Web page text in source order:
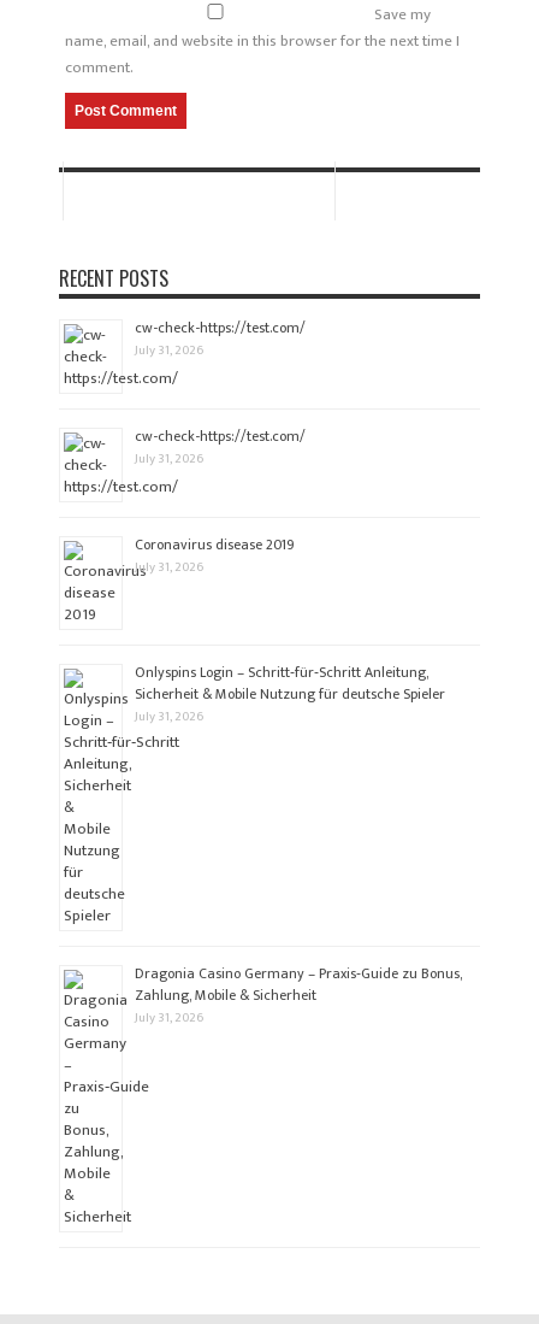
Save my
name, email, and website in this browser for the next time I
comment.
RECENT POSTS
cw-check-https://test.com/
July 31, 2026
cw-check-https://test.com/
July 31, 2026
Coronavirus disease 2019
July 31, 2026
Onlyspins Login – Schritt‑für‑Schritt Anleitung,
Sicherheit & Mobile Nutzung für deutsche Spieler
July 31, 2026
Dragonia Casino Germany – Praxis‑Guide zu Bonus,
Zahlung, Mobile & Sicherheit
July 31, 2026